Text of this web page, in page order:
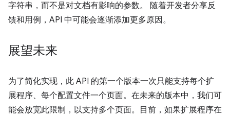
字符串，而不是对文档有影响的参数。 随着开发者分享反
馈和用例，API 中可能会逐渐添加更多原因。
展望未来
为了简化实现，此 API 的第一个版本一次只能支持每个扩
展程序、每个配置文件一个页面。在未来的版本中，我们可
能会放宽此限制，以支持多个页面。目前，如果扩展程序在